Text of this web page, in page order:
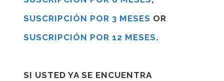
SUSCRIPCIÓN POR 3 MESES OR
SUSCRIPCIÓN POR 12 MESES.
SI USTED YA SE ENCUENTRA